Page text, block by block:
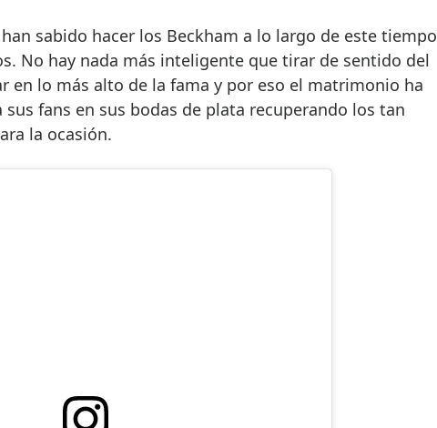
sabido hacer los Beckham a lo largo de este tiempo
No hay nada más inteligente que tirar de sentido del
en lo más alto de la fama y por eso el matrimonio ha
fans en sus bodas de plata recuperando los tan
la ocasión.